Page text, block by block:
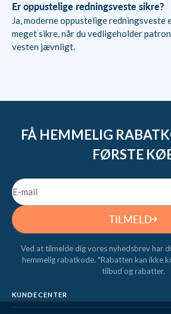
Er oppustelige redningsveste sikre?
Ja, moderne oppustelige redningsveste
meget sikre, når du vedligeholder
vesten jævnligt.
FÅ HEMMELIG
FØRSTE
E-mail
TILMELD
Ved at tilmelde dig vores nyhedsbrev har
hemmelig rabatkode. *Rabatten kan ikke
tilbud og rabatter.
KUNDECENTER